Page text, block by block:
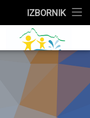
IZBORNIK
vrtić